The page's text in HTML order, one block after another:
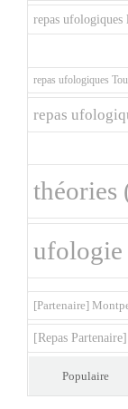
repas ufologiques
repas ufologiques
repas
théories
ufologie
[Partenaire]
[Repas
Populaire